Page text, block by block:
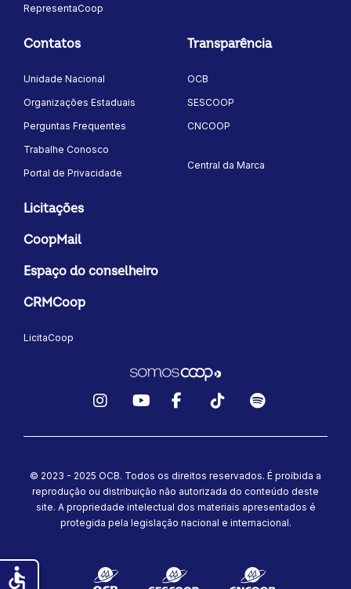
RepresentaCoop
Contatos
Unidade Nacional
Organizações Estaduais
Perguntas Frequentes
Trabalhe Conosco
Portal de Privacidade
Transparência
OCB
SESCOOP
CNCOOP
Central da Marca
Licitações
CoopMail
Espaço do conselheiro
CRMCoop
LicitaCoop
© 2023 - 2025 OCB. Todos os direitos reservados. É proibida a
reprodução ou distribuição não autorizada do conteúdo deste
site. A propriedade intelectual dos materiais apresentados é
protegida pela legislação nacional e internacional.
accessible